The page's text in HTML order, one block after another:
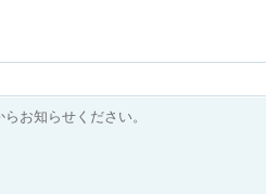
お知らせください。